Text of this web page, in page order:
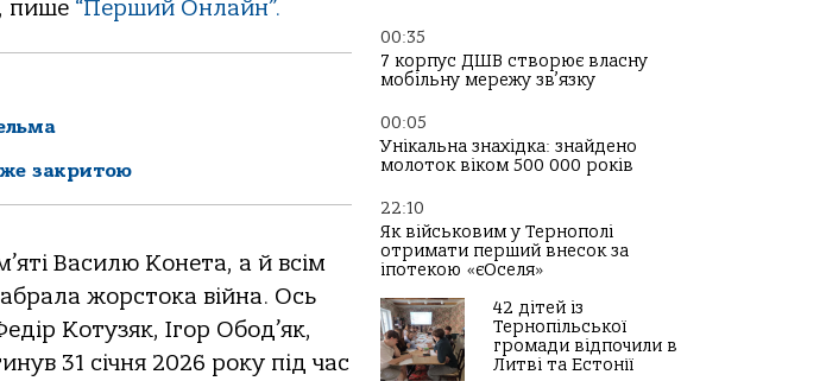
пише “Перший Онлайн”.
закритою
Василю Конета, а й всім
жорстока війна. Ось
Котузяк, Ігор Обод’як,
31 січня 2026 року під час
00:35
7 корпус ДШВ створює власну
мобільну мережу зв’язку
00:05
Унікальна знахідка: знайдено
молоток віком 500 000 років
22:10
Як військовим у Тернополі
отримати перший внесок за
іпотекою «єОселя»
42 дітей із
Тернопільської
громади відпочили в
Литві та Естонії